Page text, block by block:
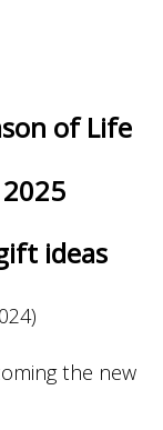
of Life
ideas
the new